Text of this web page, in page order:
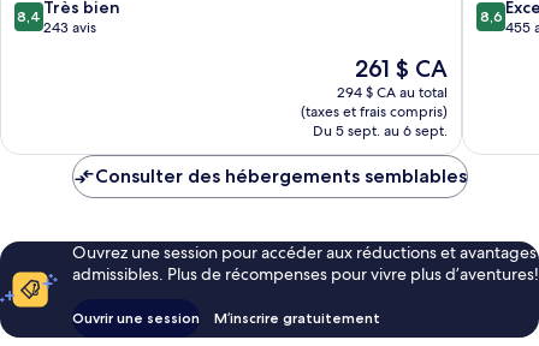
8.4
sur
8,4 Très bien
243 avis
Le
prix
est
de
261 $ CA
261 $ CA
294 $ CA au total
(taxes et frais compris)
Du 5 sept. au 6 sept.
8.6
sur
8,6
455
Consulter des hébergements semblables
Ouvrez une session pour accéder aux réductions et avantages
admissibles. Plus de récompenses pour vivre plus d’aventures!
Ouvrir une session M’inscrire gratuitement